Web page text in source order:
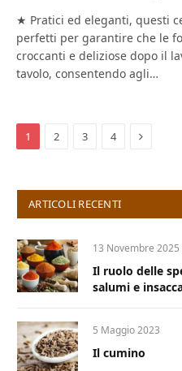
★ Pratici ed eleganti, questi
perfetti per garantire che le
croccanti e deliziose dopo il
tavolo, consentendo agli…
1 2 3 4 Next
ARTICOLI RECENTI
13 Novembre 2025
Il ruolo delle
salumi e
5 Maggio 2023
Il cumino